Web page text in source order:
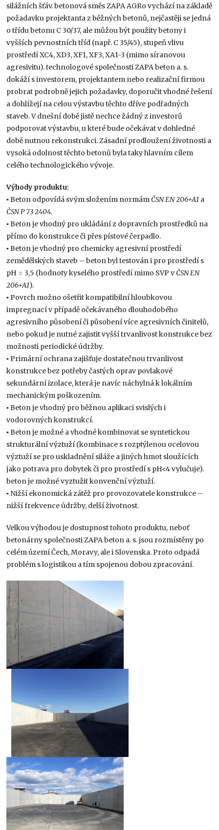
silážních šťáv. betonová směs ZAPA AGRo vychází na základě
požadavku projektanta z běžných betonů, nejčastěji se jedná
o třídu betonu C 30/37, ale můžou být použity betony i
vyšších pevnostních tříd (např. C 35/45), stupeň vlivu
prostředí XC4, XD3, XF1, XF3, XA1-3 (mimo síranovou
agresivitu). technologové společnosti ZAPA beton a. s.
dokáží s investorem, projektantem nebo realizační firmou
probrat podrobně jejich požadavky, doporučit vhodné řešení
a dohlížejí na celou výstavbu těchto dříve podřadných
staveb. V dnešní době jistě nechce žádný z investorů
podporovat výstavbu, u které bude očekávat v dohledné
době nutnou rekonstrukci. Zásadní prodloužení životnosti a
vysoká odolnost těchto betonů byla taky hlavním cílem
celého technologického vývoje.
Výhody produktu:
▪Beton odpovídá svým složením normám ČSN EN 206+A1 a
ČSN P 73 2404.
▪Beton je vhodný pro ukládání z dopravních prostředků na
přímo do konstrukce či přes pístové čerpadlo.
▪ Beton je vhodný pro chemicky agresivní prostředí
zemědělských staveb – beton byl testován i pro prostředí s
pH = 3,5 (hodnoty kyselého prostředí mimo SVP vČSN EN
206+A1).
▪ Povrch možno ošetřit kompatibilní hloubkovou
impregnací v případě očekávaného dlouhodobého
agresivního působení či působení více agresivních činitelů,
nebo pokud je nutné zajistit vyšší trvanlivost konstrukce bez
možnosti periodické údržby.
▪ Primární ochrana zajišťuje dostatečnou trvanlivost
konstrukce bez potřeby častých oprav povlakové
sekundární izolace, která je navíc náchylná k lokálním
mechanickým poškozením.
▪ Beton je vhodný pro běžnou aplikaci svislých i
vodorovných konstrukcí.
▪ Beton je možné a vhodné kombinovat se syntetickou
strukturální výztuží (kombinace s rozptýlenou ocelovou
výztuží se pro uskladnění siláže a jiných hmot sloužících
jako potrava pro dobytek či pro prostředí s pH<4 vylučuje).
beton je možné vyztužit konvenční výztuží.
▪ Nižší ekonomická zátěž pro provozovatele konstrukce –
nižší frekvence údržby, delší životnost.
Velkou výhodou je dostupnost tohoto produktu, neboť
betonárny společnosti ZAPA beton a. s. jsou rozmístěny po
celém území Čech, Moravy, ale i Slovenska. Proto odpadá
problém s logistikou a tím spojenou dobou zpracování.